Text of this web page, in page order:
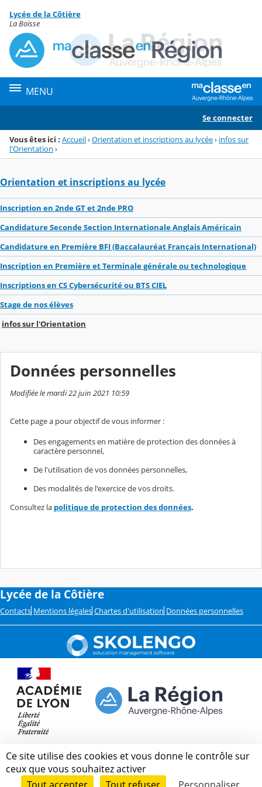
Menu de la rubrique
Contenu
Lycée de la Côtière
La Boisse
MENU
Se connecter
Vous êtes ici : Accueil›Orientation et inscriptions au lycée› infos sur
l'Orientation ›
Orientation et inscriptions au lycée
Inscription en 2nde GT et 2nde PRO
Candidature Seconde Section Internationale Anglais Américain
Candidature en Première BFI (Baccalauréat Français International)
Inscription en Première et Terminale générale ou technologique
Inscriptions en CS Cybersécurité ou BTS CIEL
Stage de nos élèves
infos sur l'Orientation
Données personnelles
Modifiée le mardi 22 juin 2021 10:59
Cette page a pour objectif de vous informer :
Des engagements en matière de protection des données à
caractère personnel,
De l'utilisation de vos données personnelles,
Des modalités de l'exercice de vos droits.
Consultez la politique de protection des données.
Lycée de la Côtière
Contacts Mentions légales Chartes d'utilisation Données personnelles
Ce site utilise des cookies et vous donne le contrôle sur
ceux que vous souhaitez activer